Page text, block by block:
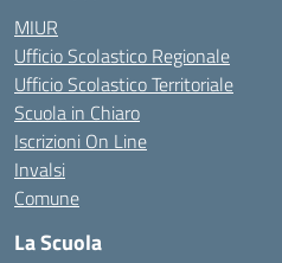
MIUR
Ufficio Scolastico Regionale
Ufficio Scolastico Territoriale
Scuola in Chiaro
Iscrizioni On Line
Invalsi
Comune
La Scuola